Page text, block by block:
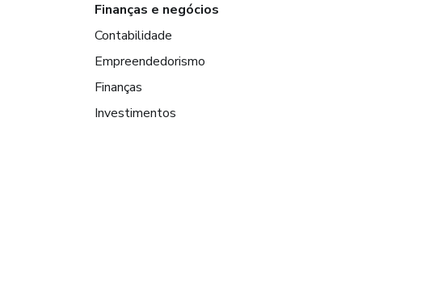
Finanças e negócios
Contabilidade
Empreendedorismo
Finanças
Investimentos